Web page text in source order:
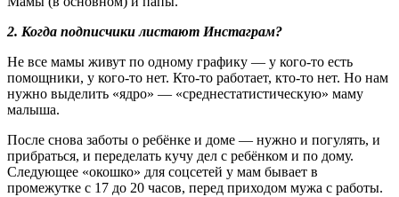
2. Когда подписчики листают Инстаграм?
Не все мамы живут по одному графику — у кого-то есть
помощники, у кого-то нет. Кто-то работает, кто-то нет. Но нам
нужно выделить «ядро» — «среднестатистическую» маму
малыша.
После снова заботы о ребёнке и доме — нужно и погулять, и
прибраться, и переделать кучу дел с ребёнком и по дому.
Следующее «окошко» для соцсетей у мам бывает в
промежутке с 17 до 20 часов, перед приходом мужа с работы.